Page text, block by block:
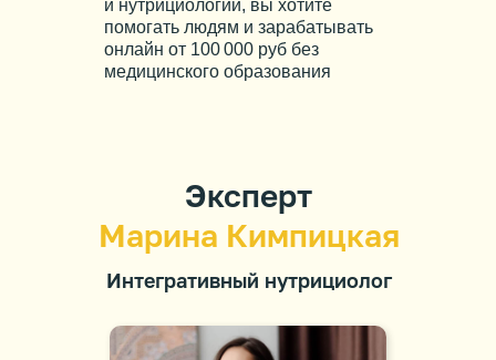
и нутрициологии, вы хотите
помогать людям и зарабатывать
онлайн от 100 000 руб без
медицинского образования
Интегративный нутрициолог
Марина Кимпицкая
Эксперт